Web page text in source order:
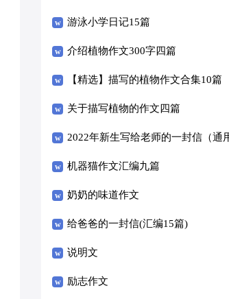
游泳小学日记15篇
介绍植物作文300字四篇
【精选】描写的植物作文合集10篇
关于描写植物的作文四篇
2022年新生写给老师的一封信（通
8篇）
机器猫作文汇编九篇
奶奶的味道作文
给爸爸的一封信(汇编15篇)
说明文
励志作文